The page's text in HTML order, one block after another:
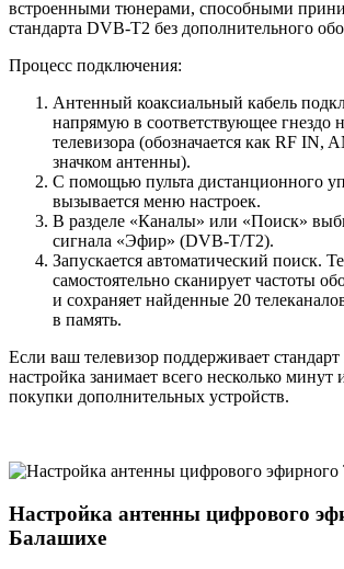
встроенными тюнерами, способными
стандарта DVB-T2 без дополнительного
Процесс подключения:
Антенный коаксиальный кабель
напрямую в соответствующее гнездо
телевизора (обозначается как RF IN,
значком антенны).
С помощью пульта дистанционного
вызывается меню настроек.
В разделе «Каналы» или «Поиск»
сигнала «Эфир» (DVB-T/T2).
Запускается автоматический поиск.
самостоятельно сканирует частоты
и сохраняет найденные 20
в память.
Если ваш телевизор поддерживает
настройка занимает всего несколько минут
покупки дополнительных устройств.
Настройка антенны цифрового
Балашихе